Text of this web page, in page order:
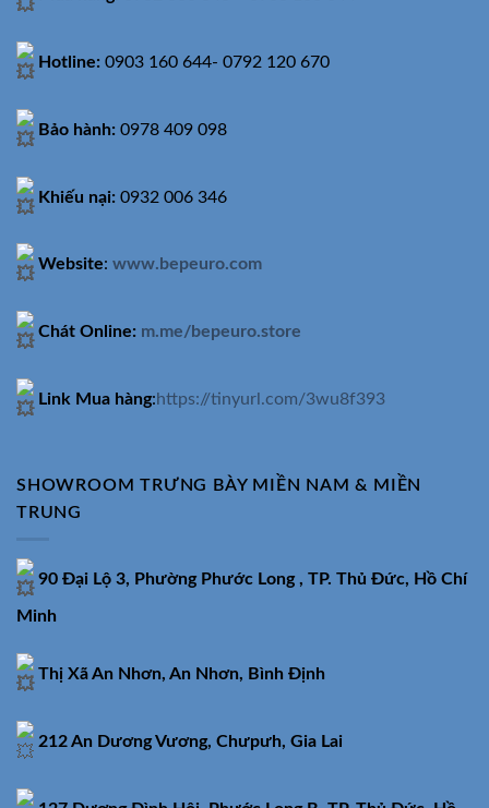
Hotline: 0903 160 644- 0792 120 670
Bảo hành: 0978 409 098
Khiếu nại: 0932 006 346
Website: www.bepeuro.com
Chát Online: m.me/bepeuro.store
Link Mua hàng:https://tinyurl.com/3wu8f393
SHOWROOM TRƯNG BÀY MIỀN NAM & MIỀN
TRUNG
90 Đại Lộ 3, Phường Phước Long , TP. Thủ Đức, Hồ Chí
Minh
Thị Xã An Nhơn, An Nhơn, Bình Định
212 An Dương Vương, Chưpưh, Gia Lai